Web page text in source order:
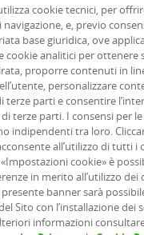
società del gruppo
| Dichiarazione di
cookie tecnici, per
navigazione, e, previo
base giuridica, ove
cookie analitici per ottenere
proporre contenuti in
personalizzare
terze parti e consentire
terze parti. I consensi per
indipendenti tra loro.
all’utilizzo di tutti i
cookie» è
in merito all’utilizzo dei
banner sarà
Sito con l’installazione dei
informazioni